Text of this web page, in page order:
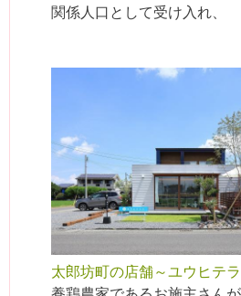
関係人口として受け入れ、
太郎坊町の店舗～ユウヒテ